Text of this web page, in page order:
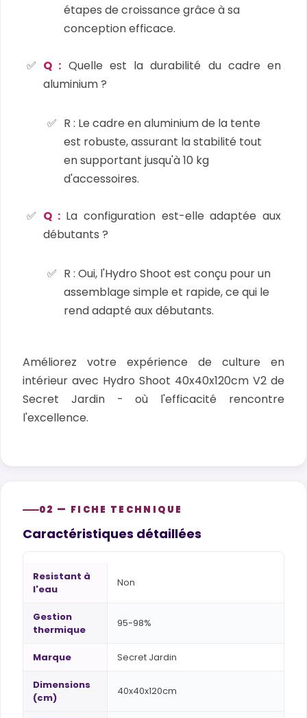
étapes de croissance grâce à sa
conception efficace.
Q : Quelle est la durabilité du cadre en
aluminium ?
R : Le cadre en aluminium de la tente
est robuste, assurant la stabilité tout
en supportant jusqu'à 10 kg
d'accessoires.
Q :La configuration est-elle adaptée aux
débutants ?
R : Oui, l'Hydro Shoot est conçu pour un
assemblage simple et rapide, ce qui le
rend adapté aux débutants.
Améliorez votre expérience de culture en
intérieur avec Hydro Shoot 40x40x120cm V2 de
Secret Jardin - où l'efficacité rencontre
l'excellence.
02 — FICHE TECHNIQUE
Caractéristiques détaillées
Resistant à
l'eau
Non
Gestion
thermique
95-98%
Marque Secret Jardin
Dimensions
(cm)
40x40x120cm